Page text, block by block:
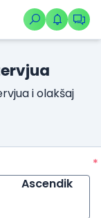
i olakšaj
*
Ascendik